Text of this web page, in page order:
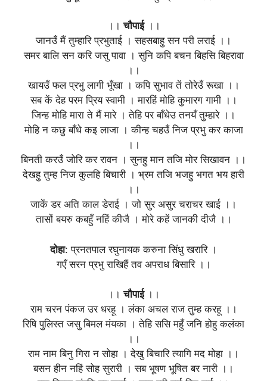
।।चौपाई।।
जानउँ मैं तुम्हारि प्रभुताई । सहसबाहु सन परी लराई ।।
समर बालि सन करि जसु पावा । सुनि कपि बचन बिहसि बिहरावा
।।
खायउँ फल प्रभु लागी भूँखा । कपि सुभाव तें तोरेउँ रूखा ।।
सब कें देह परम प्रिय स्वामी । मारहिं मोहि कुमारग गामी ।।
जिन्ह मोहि मारा ते मैं मारे । तेहि पर बाँधेउ तनयँ तुम्हारे ।।
मोहि न कछु बाँधे कइ लाजा । कीन्ह चहउँ निज प्रभु कर काजा
।।
बिनती करउँ जोरि कर रावन । सुनहु मान तजि मोर सिखावन ।।
देखहु तुम्ह निज कुलहि बिचारी । भ्रम तजि भजहु भगत भय हारी
।।
जाकें डर अति काल डेराई । जो सुर असुर चराचर खाई ।।
तासों बयरु कबहुँ नहिं कीजै । मोरे कहें जानकी दीजै ।।
दोहा: प्रनतपाल रघुनायक करुना सिंधु खरारि ।
गएँ सरन प्रभु राखिहैं तव अपराध बिसारि ।।
।।चौपाई ।।
राम चरन पंकज उर धरहू । लंका अचल राज तुम्ह करहू ।।
रिषि पुलिस्त जसु बिमल मंयका । तेहि ससि महुँ जनि होहु कलंका
।।
राम नाम बिनु गिरा न सोहा । देखु बिचारि त्यागि मद मोहा ।।
बसन हीन नहिं सोह सुरारी । सब भूषण भूषित बर नारी ।।